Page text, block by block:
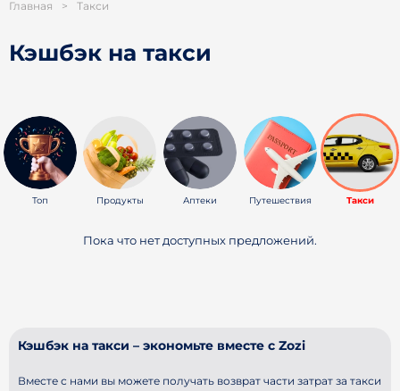
Главная > Такси
Кэшбэк на такси
Топ Продукты Аптеки Путешествия Такси
Пока что нет доступных предложений.
Кэшбэк на такси – экономьте вместе с Zozi
Вместе с нами вы можете получать возврат части затрат за такси